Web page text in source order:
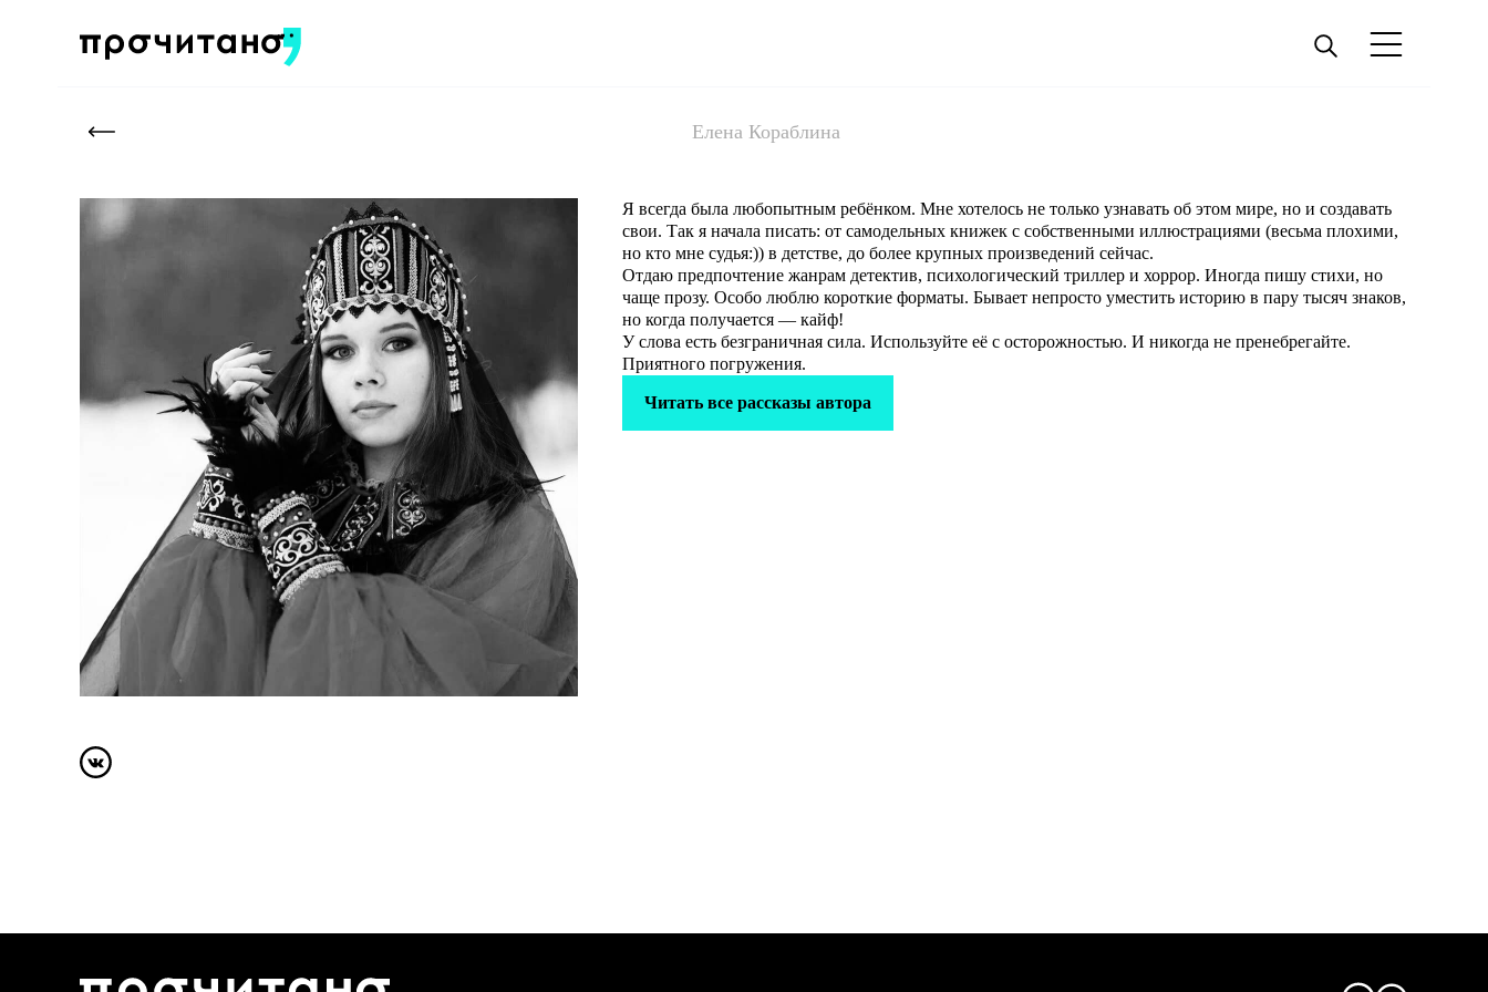
Елена Кораблина
Я всегда была любопытным ребёнком. Мне хотелось не только узнавать об этом мире, но и создавать
свои. Так я начала писать: от самодельных книжек с собственными иллюстрациями (весьма плохими,
но кто мне судья:)) в детстве, до более крупных произведений сейчас.
Отдаю предпочтение жанрам детектив, психологический триллер и хоррор. Иногда пишу стихи, но
чаще прозу. Особо люблю короткие форматы. Бывает непросто уместить историю в пару тысяч знаков,
но когда получается — кайф!
У слова есть безграничная сила. Используйте её с осторожностью. И никогда не пренебрегайте.
Приятного погружения.
Читать все рассказы автора